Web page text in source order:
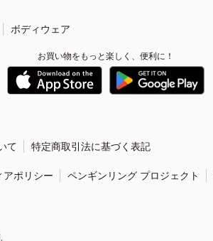
ボディウェア
お買い物をもっと楽しく、便利に！
て 特定商取引法に基づく表記
アポリシー ペンギンリング プロジェクト